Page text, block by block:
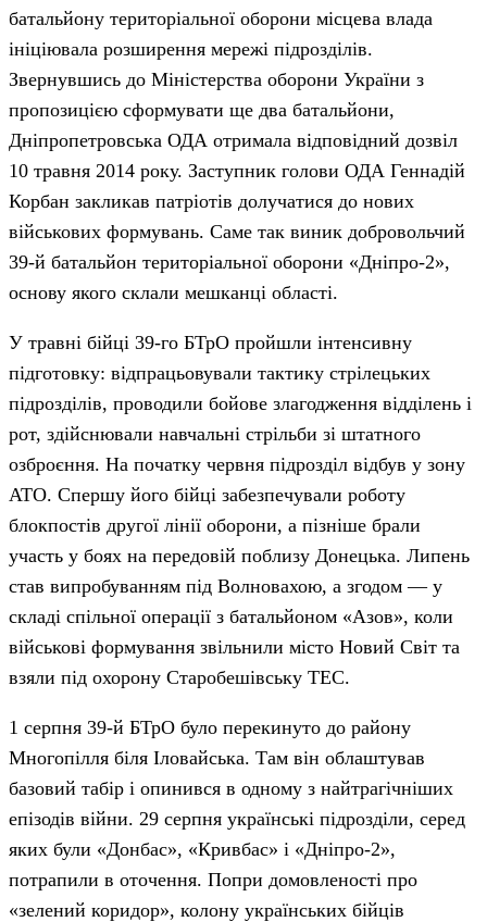
батальйону територіальної оборони місцева влада
ініціювала розширення мережі підрозділів.
Звернувшись до Міністерства оборони України з
пропозицією сформувати ще два батальйони,
Дніпропетровська ОДА отримала відповідний дозвіл
10 травня 2014 року. Заступник голови ОДА Геннадій
Корбан закликав патріотів долучатися до нових
військових формувань. Саме так виник добровольчий
39-й батальйон територіальної оборони «Дніпро-2»,
основу якого склали мешканці області.
У травні бійці 39-го БТрО пройшли інтенсивну
підготовку: відпрацьовували тактику стрілецьких
підрозділів, проводили бойове злагодження відділень і
рот, здійснювали навчальні стрільби зі штатного
озброєння. На початку червня підрозділ відбув у зону
АТО. Спершу його бійці забезпечували роботу
блокпостів другої лінії оборони, а пізніше брали
участь у боях на передовій поблизу Донецька. Липень
став випробуванням під Волновахою, а згодом — у
складі спільної операції з батальйоном «Азов», коли
військові формування звільнили місто Новий Світ та
взяли під охорону Старобешівську ТЕС.
1 серпня 39-й БТрО було перекинуто до району
Многопілля біля Іловайська. Там він облаштував
базовий табір і опинився в одному з найтрагічніших
епізодів війни. 29 серпня українські підрозділи, серед
яких були «Донбас», «Кривбас» і «Дніпро-2»,
потрапили в оточення. Попри домовленості про
«зелений коридор», колону українських бійців